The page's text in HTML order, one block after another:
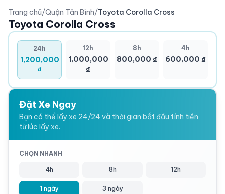
Trang chủ/Quận Tân Bình/Toyota Corolla Cross
Toyota Corolla Cross
24h
1,200,000
₫
12h
1,000,000
₫
8h
800,000 ₫
4h
600,000 ₫
Đặt Xe Ngay
Bạn có thể lấy xe 24/24 và thời gian bắt đầu tính tiền
từ lúc lấy xe.
CHỌN NHANH
4h 8h 12h
1 ngày 3 ngày